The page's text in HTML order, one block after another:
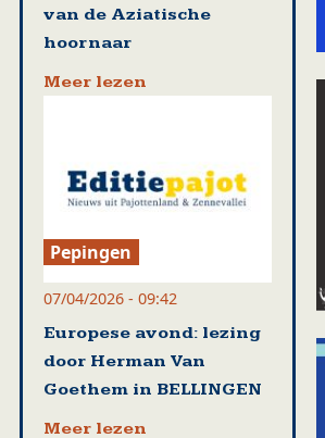
van de Aziatische
hoornaar
Meer lezen
Pepingen
07/04/2026 - 09:42
Europese avond: lezing
door Herman Van
Goethem in BELLINGEN
Meer lezen